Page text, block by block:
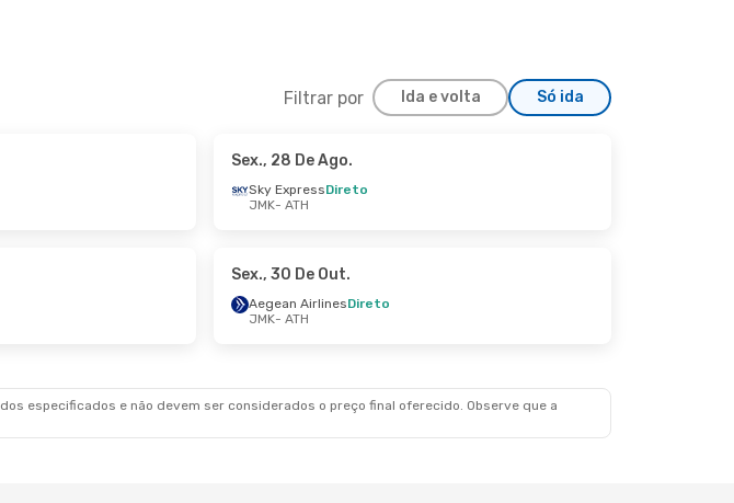
Filtrar por Ida e volta Só ida
Sex., 28 De Ago.
Sky ExpressDireto
JMK- ATH
Sex., 30 De Out.
Aegean AirlinesDireto
JMK- ATH
especificados e não devem ser considerados o preço final oferecido. Observe que a